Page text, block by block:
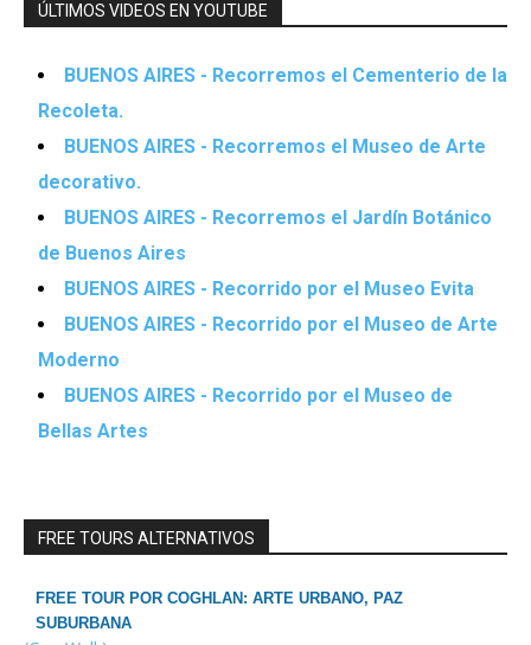
ÚLTIMOS VIDEOS EN YOUTUBE
BUENOS AIRES - Recorremos el Cementerio de la
Recoleta.
BUENOS AIRES - Recorremos el Museo de Arte
decorativo.
BUENOS AIRES - Recorremos el Jardín Botánico
de Buenos Aires
BUENOS AIRES - Recorrido por el Museo Evita
BUENOS AIRES - Recorrido por el Museo de Arte
Moderno
BUENOS AIRES - Recorrido por el Museo de
Bellas Artes
FREE TOURS ALTERNATIVOS
FREE TOUR POR COGHLAN: ARTE URBANO, PAZ
SUBURBANA